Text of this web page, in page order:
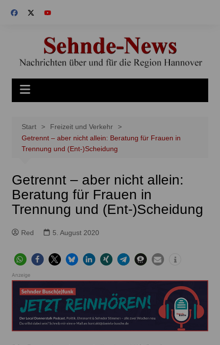
Inhalt
Start
Freizeit und Verkehr
Getrennt – aber nicht allein: Beratung für Frauen in
Trennung und (Ent-)Scheidung
Getrennt – aber nicht allein:
Beratung für Frauen in
Trennung und (Ent-)Scheidung
Red 5. August 2020
Anzeige